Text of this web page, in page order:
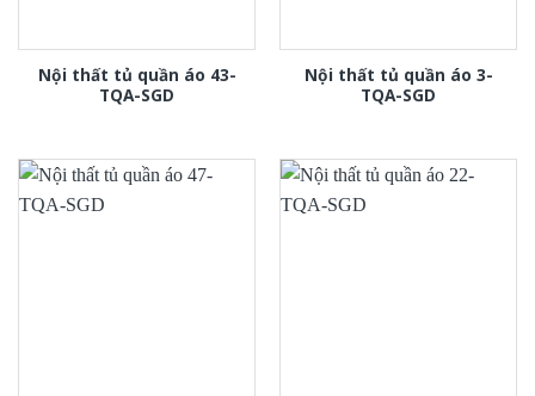
Nội thất tủ quần áo 43-
TQA-SGD
Nội thất tủ quần áo 3-
TQA-SGD